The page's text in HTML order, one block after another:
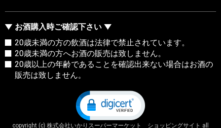
お酒購入時ご確認下さい
20歳未満の方の飲酒は法律で禁止されています。
20歳未満の方へお酒の販売は致しません。
20歳以上の年齢であることを確認出来ない場合はお酒の
販売は致しません。
copyright (c) 株式会社いかりスーパーマーケット ショッピングサイト all